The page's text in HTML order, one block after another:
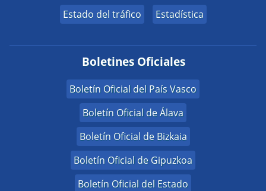
Estado del tráfico
Estadística
Boletines Oficiales
Boletín Oficial del País Vasco
Boletín Oficial de Álava
Boletín Oficial de Bizkaia
Boletín Oficial de Gipuzkoa
Boletín Oficial del Estado